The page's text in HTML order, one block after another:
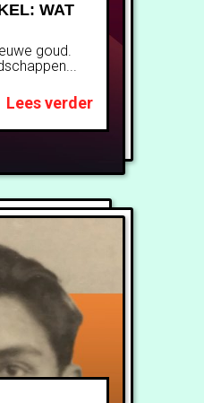
WAT
goud.
Lees verder